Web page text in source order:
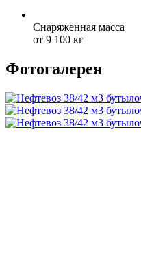
Снаряженная масса
от 9 100 кг
Фотогалерея